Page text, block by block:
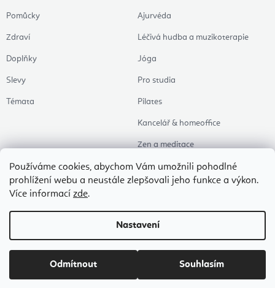
Používáme cookies, abychom Vám umožnili pohodlné
prohlížení webu a neustále zlepšovali jeho funkce a výkon.
Více informací zde.
Nastavení
Odmítnout Souhlasím
Pomůcky
Zdraví
Doplňky
Slevy
Témata
Ajurvéda
Léčivá hudba a muzikoterapie
Jóga
Pro studia
Pilates
Kancelář & homeoffice
Zen a meditace
Aromaterapie
Zdravý spánek
Naše oblíbené
Vytvořil Shoptet Premium
cookies